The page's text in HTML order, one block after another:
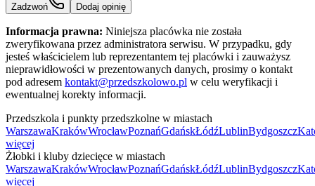
Zadzwoń Dodaj opinię
Informacja prawna: Niniejsza placówka nie została
zweryfikowana przez administratora serwisu. W przypadku, gdy
jesteś właścicielem lub reprezentantem tej placówki i zauważysz
nieprawidłowości w prezentowanych danych, prosimy o kontakt
pod adresem kontakt@przedszkolowo.pl w celu weryfikacji i
ewentualnej korekty informacji.
Przedszkola i punkty przedszkolne w miastach
WarszawaKrakówWrocławPoznańGdańskŁódźLublinBydgoszcz
więcej
Żłobki i kluby dziecięce w miastach
WarszawaKrakówWrocławPoznańGdańskŁódźLublinBydgoszcz
więcej